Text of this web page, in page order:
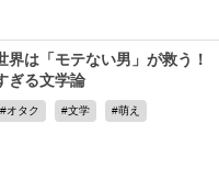
界は「モテない男」が救う
ぎる文学論
オタク 文学 萌え